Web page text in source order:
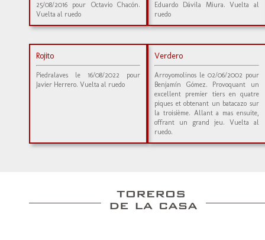
25/08/2016 pour Octavio Chacón.
Vuelta al ruedo
Eduardo Dávila Miura. Vuelta al
ruedo
Rojito
Piedralaves le 16/08/2022 pour
Javier Herrero. Vuelta al ruedo
Verdero
Arroyomolinos le 02/06/2002 pour
Benjamín Gómez. Provoquant un
excellent premier tiers en quatre
piques et obtenant un batacazo sur
la troisième. Allant a mas ensuite,
offrant un grand jeu. Vuelta al
ruedo.